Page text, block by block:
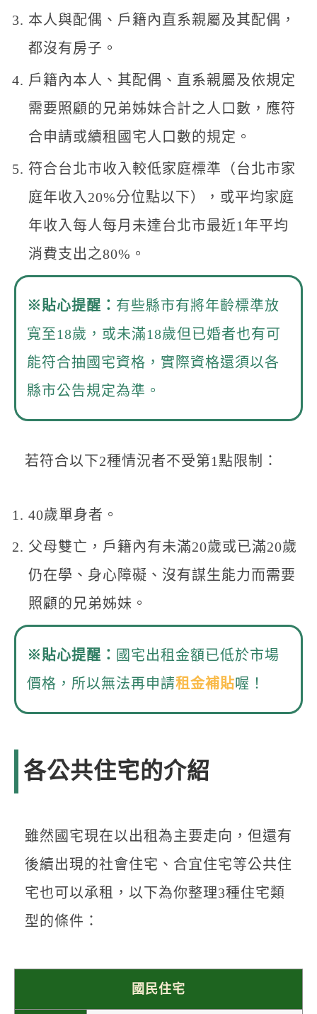
本人與配偶、戶籍內直系親屬及其配偶，
都沒有房子。
戶籍內本人、其配偶、直系親屬及依規定
需要照顧的兄弟姊妹合計之人口數，應符
合申請或續租國宅人口數的規定。
符合台北市收入較低家庭標準（台北市家
庭年收入20%分位點以下），或平均家庭
年收入每人每月未達台北市最近1年平均
消費支出之80%。
※貼心提醒： 有些縣市有將年齡標準放
寬至18歲，或未滿18歲但已婚者也有可
能符合抽國宅資格，實際資格還須以各
縣市公告規定為準。
若符合以下2種情況者不受第1點限制：
40歲單身者。
父母雙亡，戶籍內有未滿20歲或已滿20歲
仍在學、身心障礙、沒有謀生能力而需要
照顧的兄弟姊妹。
※貼心提醒： 國宅出租金額已低於市場
價格，所以無法再申請租金補貼喔！
各公共住宅的介紹
雖然國宅現在以出租為主要走向，但還有
後續出現的社會住宅、合宜住宅等公共住
宅也可以承租，以下為你整理3種住宅類
型的條件：
國民住宅